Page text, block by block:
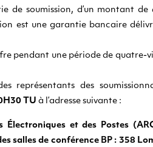
de soumission, d’un montant de
est une garantie bancaire
pendant une période de
représentants des
TU à l’adresse suivante :
et des Postes
salles de conférence BP : 358